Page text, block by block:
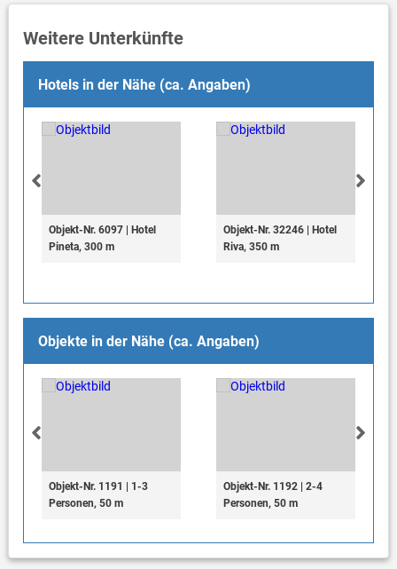
Weitere Unterkünfte
Hotels in der Nähe (ca. Angaben)
Objekt-Nr. 6097 | Hotel
Pineta, 300 m
Objekt-Nr. 32246 | Hotel
Riva, 350 m
Objekte in der Nähe (ca. Angaben)
Objekt-Nr. 1191 | 1-3
Personen, 50 m
Objekt-Nr. 1192 | 2-4
Personen, 50 m